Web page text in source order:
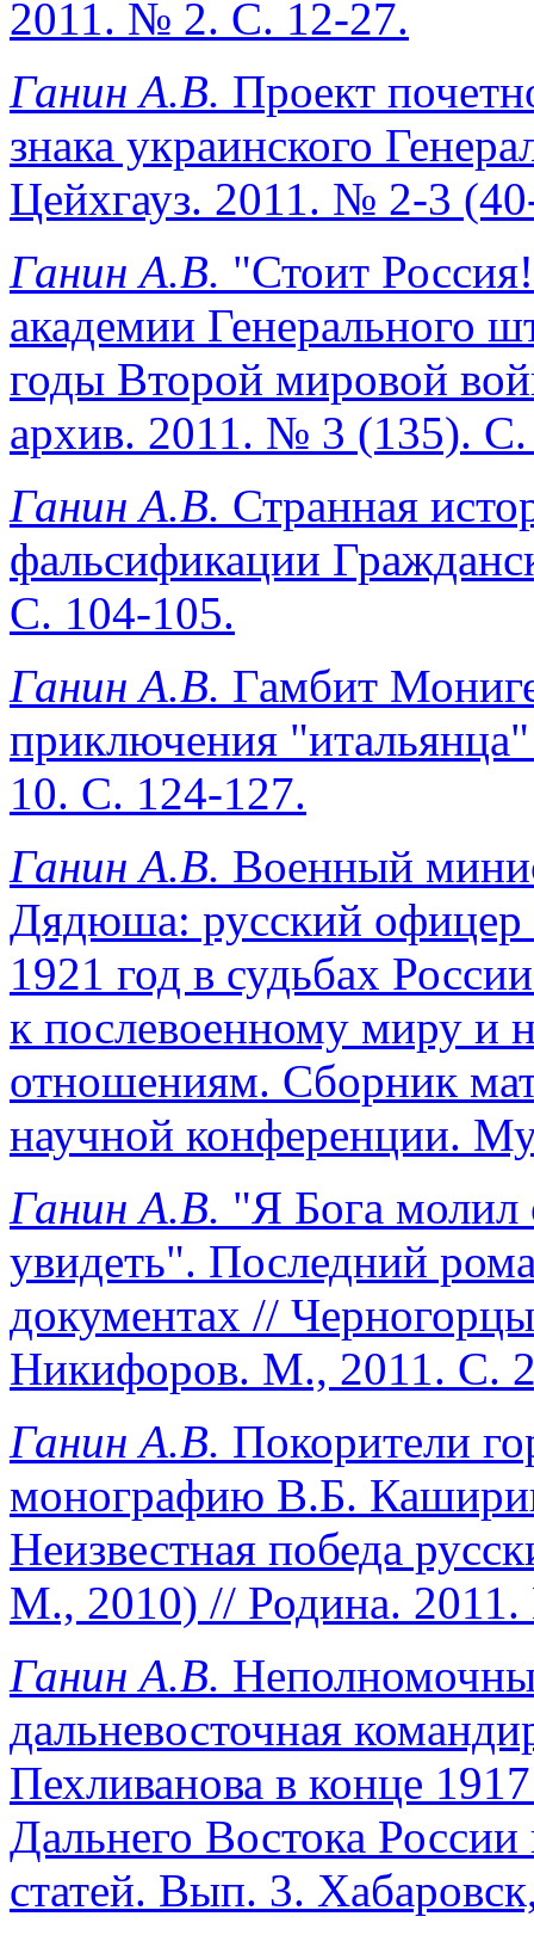
2011. № 2. С. 12-27.
Ганин А.В. Проект
знака украинского
Цейхгауз. 2011. № 2-3
Ганин А.В. "Стоит
академии Генерального
годы Второй мировой
архив. 2011. № 3 (135).
Ганин А.В. Странная
фальсификации
С. 104-105.
Ганин А.В. Гамбит
приключения
10. С. 124-127.
Ганин А.В. Военный
Дядюша: русский офицер
1921 год в судьбах
к послевоенному миру
отношениям. Сборник
научной конференции.
Ганин А.В. "Я Бога молил
увидеть". Последний
документах //
Никифоров. М., 2011. С.
Ганин А.В. Покорители
монографию В.Б.
Неизвестная победа
М., 2010) // Родина.
Ганин А.В.
дальневосточная
Пехливанова в конце
Дальнего Востока
статей. Вып. 3.